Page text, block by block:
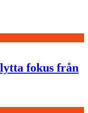
fokus från